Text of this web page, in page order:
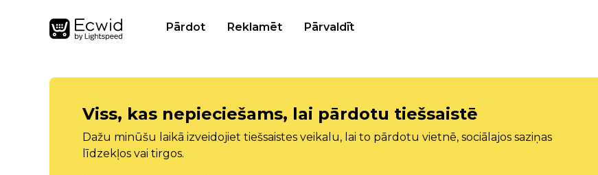
Pārdot Reklamēt Pārvaldīt
Viss, kas nepieciešams, lai pārdotu tiešsaistē
Dažu minūšu laikā izveidojiet tiešsaistes veikalu, lai to pārdotu vietnē, sociālajos saziņas
līdzekļos vai tirgos.